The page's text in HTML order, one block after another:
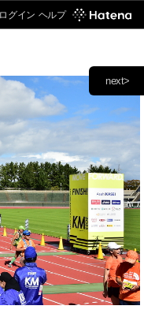
ログイン ヘルプ
next>